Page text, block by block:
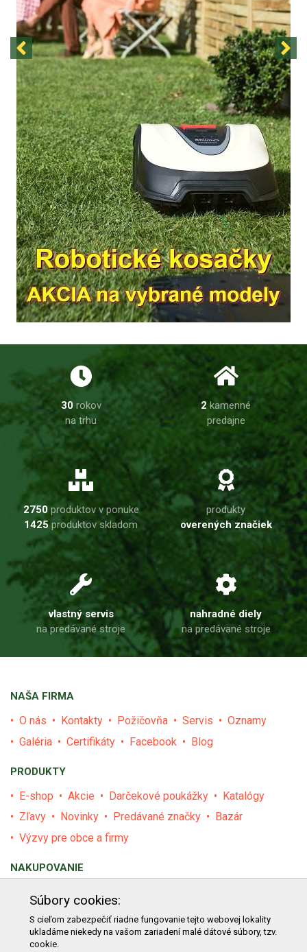
30rokov
na trhu
2 kamenné
predajne
2750produktov v ponuke
1425produktov skladom
produkty
overených značiek
vlastný servis
na predávané stroje
nahradné diely
na predávané stroje
NAŠA FIRMA
O nás Kontakty Požičovňa Servis
Oznamy
Galéria
Certifikáty Facebook Blog
PRODUKTY
E-shop Akcie Darčekové poukážky
Katalógy
Zľavy
Novinky Predávané značky
Bazár
Výzvy pre obce a firmy
NAKUPOVANIE
Obchodné podmienky
Reklamačný poriadok
Reklamačný protokol
Odstúpenie od kúpy
Protokol na odstúpenie od kúpy
Súbory cookies:
S cieľom zabezpečiť riadne fungovanie tejto webovej lokality
ukladáme niekedy na vašom zariadení malé dátové súbory, tzv.
cookie.